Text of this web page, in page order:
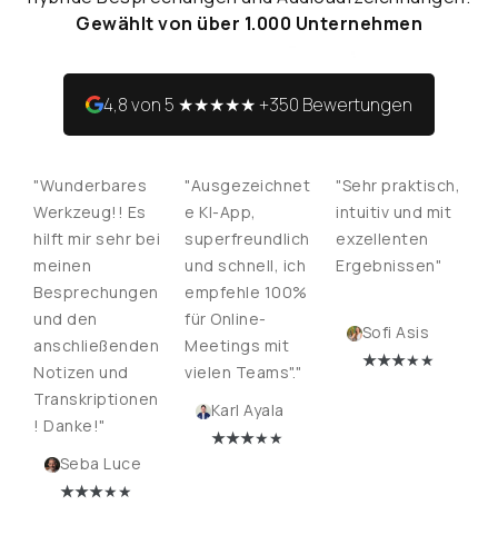
Gewählt von über 1.000 Unternehmen
4,8 von 5 ★★★★★ +350 Bewertungen
"Wunderbares
Werkzeug!! Es
hilft mir sehr bei
meinen
Besprechungen
und den
anschließenden
Notizen und
Transkriptionen
! Danke!"
Seba Luce
★★★★★
"Ausgezeichnet
e KI-App,
superfreundlich
und schnell, ich
empfehle 100%
für Online-
Meetings mit
vielen Teams"."
Karl Ayala
★★★★★
"Sehr praktisch,
intuitiv und mit
exzellenten
Ergebnissen"
Sofi Asis
★★★★★